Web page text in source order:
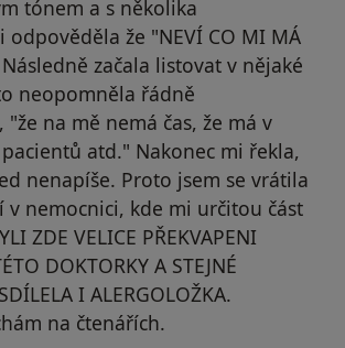
tónem a s několika
že "NEVÍ CO MI MÁ
Následně začala listovat v nějaké
neopomněla řádně
na mě nemá čas, že má v
atd." Nakonec mi řekla,
nenapíše. Proto jsem se vrátila
v nemocnici, kde mi určitou část
ZDE VELICE PŘEKVAPENI
DOKTORKY A STEJNÉ
I ALERGOLOŽKA.
na čtenářích.